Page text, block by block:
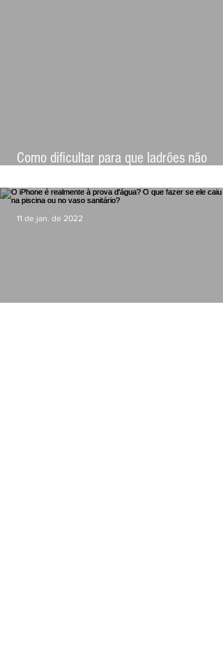
Como dificultar para que ladrões não
tenham acesso ao seu iPhone após um